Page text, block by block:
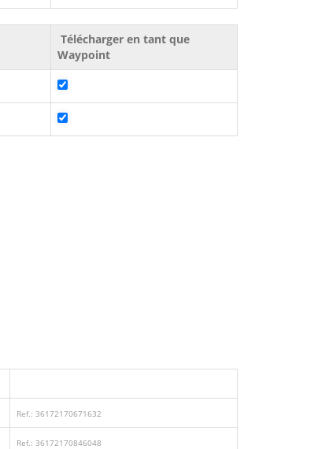
Télécharger en tant que
Waypoint
Ref.: 36172170671632
Ref.: 36172170846048